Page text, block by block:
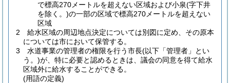
で標高270メートルを超えない区域および小泉(字下井
を除く。)の一部の区域で標高270メートルを超えない
区域
2
給水区域の周辺地点決定については別図に定め、その原本
については市において保管する。
3
水道事業の管理者の権限を行う市長(以下「管理者」とい
う。)が、特に必要と認めるときは、議会の同意を得て給水
区域外に給水することができる。
(用語の定義)